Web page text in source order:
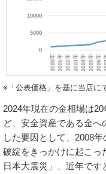
※「公表価格」を基に当店に
2024年現在の金相場は
ど、安全資産である金
した要因として、2008
破綻をきっかけに起こっ
日本大震災」、近年です